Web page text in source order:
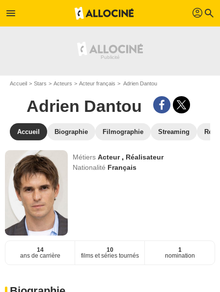
menu profil search
Accueil Stars Acteurs Acteur français Adrien Dantou
Adrien Dantou
Accueil Biographie Filmographie Streaming
MétiersActeur , Réalisateur
Nationalité Français
14
ans de carrière
10
films et séries tournés
1
nomination